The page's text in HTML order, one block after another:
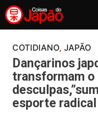
Pular
para
o
conteúdo
COTIDIANO, JAPÃO
Dançarinos
transformam o
esporte radical